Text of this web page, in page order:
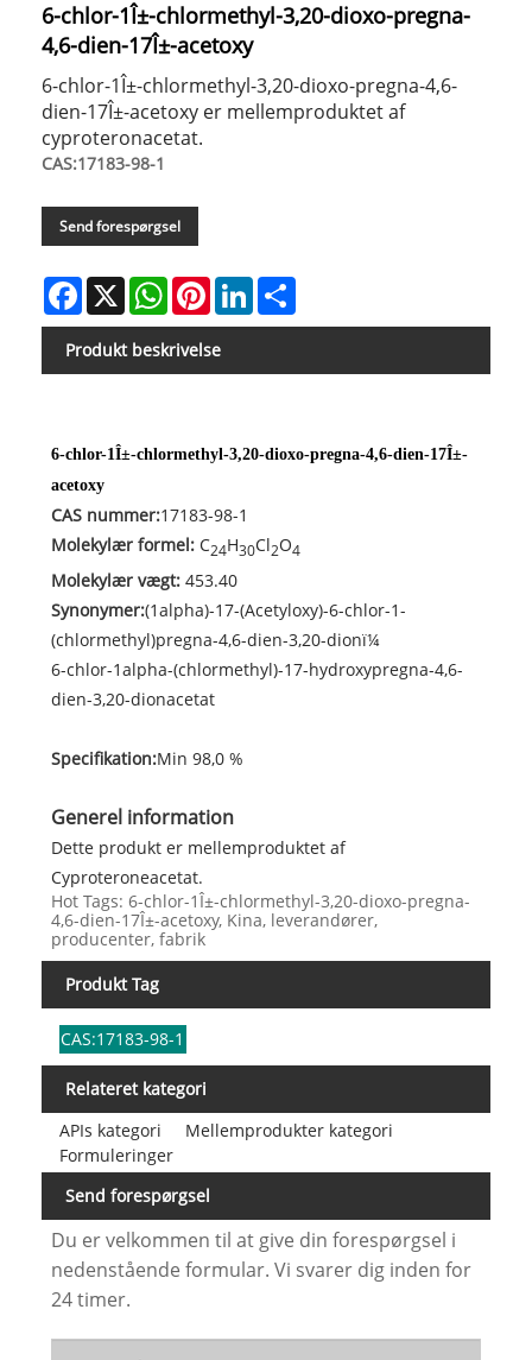
6-chlor-1Î±-chlormethyl-3,20-dioxo-pregna-
4,6-dien-17Î±-acetoxy
6-chlor-1Î±-chlormethyl-3,20-dioxo-pregna-4,6-
dien-17Î±-acetoxy er mellemproduktet af
cyproteronacetat.
CAS:17183-98-1
Send forespørgsel
Facebook
X WhatsAppPinterestLinkedIn
Produkt beskrivelse
6-chlor-1Î±-chlormethyl-3,20-dioxo-pregna-4,6-dien-17Î±-
acetoxy
CAS nummer:17183-98-1
Molekylær formel:C24H30Cl2O4
Molekylær vægt:453.40
Synonymer:(1alpha)-17-(Acetyloxy)-6-chlor-1-
(chlormethyl)pregna-4,6-dien-3,20-dionï¼
6-chlor-1alpha-(chlormethyl)-17-hydroxypregna-4,6-
dien-3,20-dionacetat
Specifikation:Min 98,0 %
Generel information
Dette produkt er mellemproduktet af
Cyproteroneacetat.
Hot Tags: 6-chlor-1Î±-chlormethyl-3,20-dioxo-pregna-
4,6-dien-17Î±-acetoxy, Kina, leverandører,
producenter, fabrik
Produkt Tag
CAS:17183-98-1
Relateret kategori
APIs kategori
Mellemprodukter kategori
Formuleringer
Send forespørgsel
Du er velkommen til at give din forespørgsel i
nedenstående formular. Vi svarer dig inden for
24 timer.